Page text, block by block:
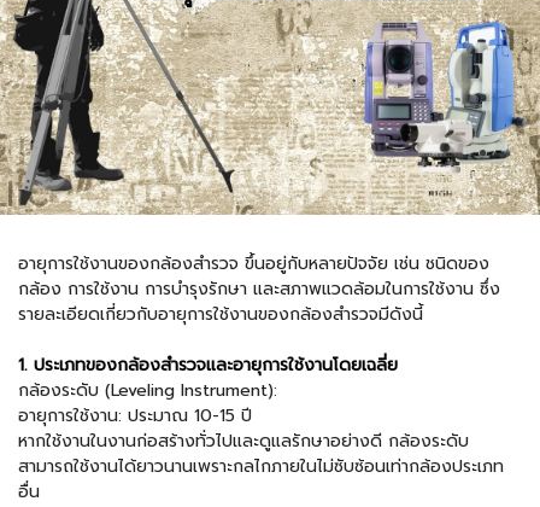
อายุการใช้งานของกล้องสำรวจ ขึ้นอยู่กับหลายปัจจัย เช่น ชนิดของ
กล้อง การใช้งาน การบำรุงรักษา และสภาพแวดล้อมในการใช้งาน ซึ่ง
รายละเอียดเกี่ยวกับอายุการใช้งานของกล้องสำรวจมีดังนี้
1. ประเภทของกล้องสำรวจและอายุการใช้งานโดยเฉลี่ย
กล้องระดับ (Leveling Instrument):
อายุการใช้งาน: ประมาณ 10-15 ปี
หากใช้งานในงานก่อสร้างทั่วไปและดูแลรักษาอย่างดี กล้องระดับ
สามารถใช้งานได้ยาวนานเพราะกลไกภายในไม่ซับซ้อนเท่ากล้องประเภท
อื่น